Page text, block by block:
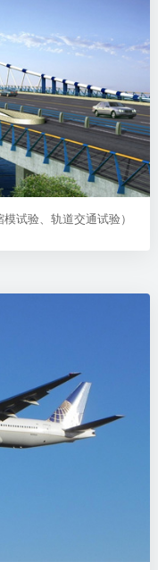
试验、轨道交通试验）